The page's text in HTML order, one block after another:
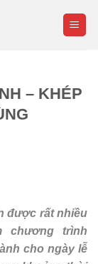
– KHÉP
được rất nhiều
chương trình
cho ngày lễ